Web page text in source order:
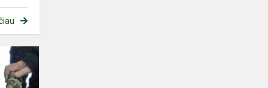
Pasakų